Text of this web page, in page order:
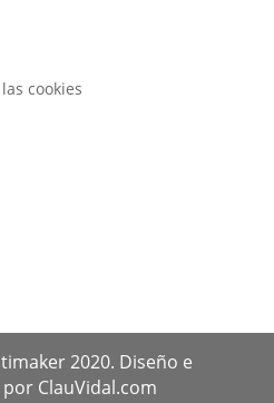
cookies
2020. Diseño e
ClauVidal.com